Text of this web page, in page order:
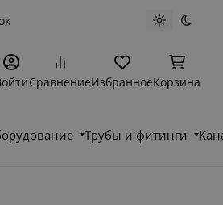
Светлая
СравнениеИзбранноеКорзина
Трубы и фитинги